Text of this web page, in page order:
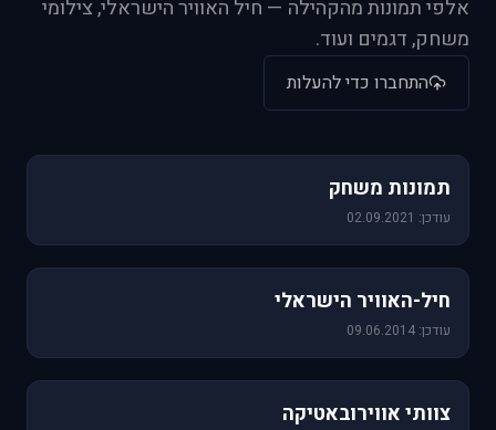
אלפי תמונות מהקהילה — חיל האוויר הישראלי, צילומי
משחק, דגמים ועוד.
התחברו כדי להעלות
תמונות משחק
עודכן: 02.09.2021
חיל-האוויר הישראלי
עודכן: 09.06.2014
צוותי אווירובאטיקה